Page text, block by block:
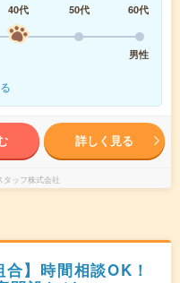
40代 50代
60代
男性
詳しく見る
ッフ株式会社
】時間相談OK！